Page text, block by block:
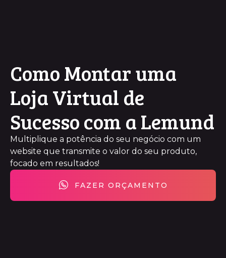
Como Montar uma
Loja Virtual de
Sucesso com a Lemund
Multiplique a potência do seu negócio com um
website que transmite o valor do seu produto,
focado em resultados!
FAZER ORÇAMENTO